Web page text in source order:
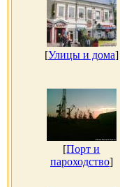
[Улицы и дома]
[Порт и
пароходство]